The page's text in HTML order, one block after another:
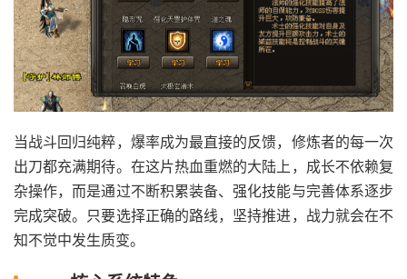
当战斗回归纯粹，爆率成为最直接的反馈，修炼者的每一次
出刀都充满期待。在这片热血重燃的大陆上，成长不依赖复
杂操作，而是通过不断积累装备、强化技能与完善体系逐步
完成突破。只要选择正确的路线，坚持推进，战力就会在不
知不觉中发生质变。